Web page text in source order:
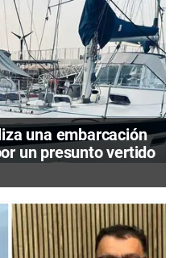
una embarcación
un presunto vertido